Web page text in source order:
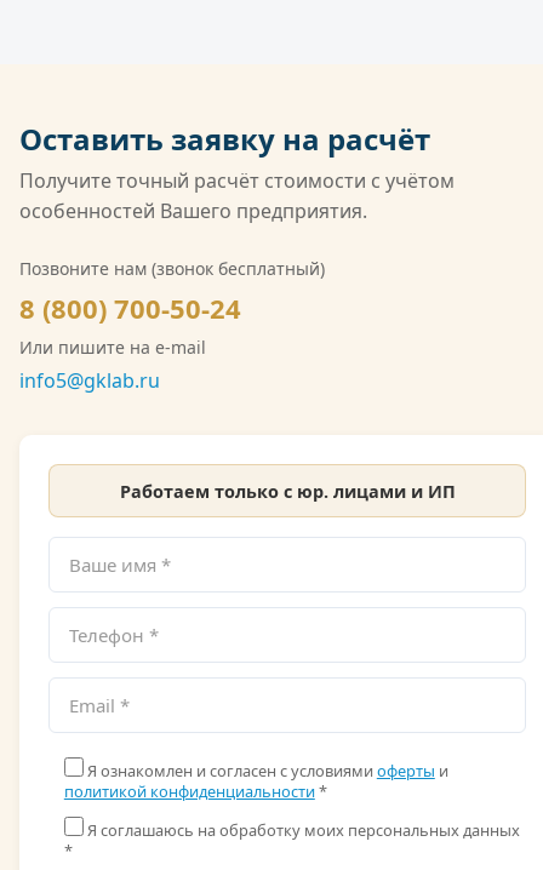
того, компания имеет лицензию Росгидромета
(Л039-00117-77/02547257) на деятельность в
области гидрометеорологии, включающую
водных объектов и почв. Также имеется допуск
СРО на выполнение инженерно-экологических
изысканий. Со скан-копией лицензии
Росгидромета можно ознакомиться на сайте.
Оставить заявку на расчёт
Получите точный расчёт стоимости с учётом
особенностей Вашего предприятия.
Позвоните нам (звонок бесплатный)
8 (800) 700-50-24
Или пишите на e-mail
info5@gklab.ru
Работаем только с юр. лицами и ИП
Я ознакомлен и согласен с условиями оферты и
политикой конфиденциальности*
Я соглашаюсь на обработку моих персональных данных
*